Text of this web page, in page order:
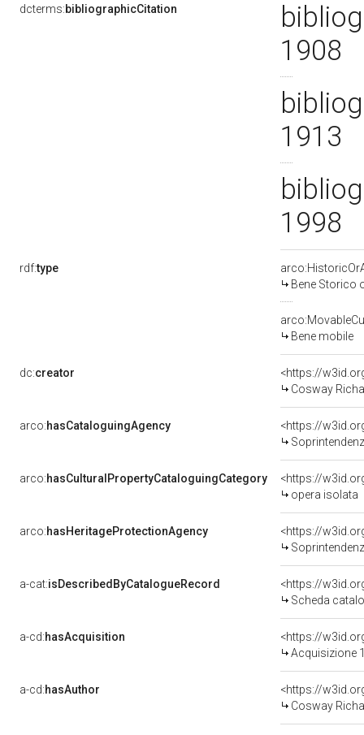
dcterms:bibliographicCitation
1908
1913
1998
rdf:type
Bene Storico
Bene mobile
dc:creator
<https://
Cosway
arco:hasCataloguingAgency
<https://
Soprintendenza per i
arco:hasCulturalPropertyCataloguingCategory
<https://
opera isolata
arco:hasHeritageProtectionAgency
<https://
a-cat:isDescribedByCatalogueRecord
<https://
Scheda
a-cd:hasAcquisition
<https://
Acquisizione
a-cd:hasAuthor
<https://
Cosway